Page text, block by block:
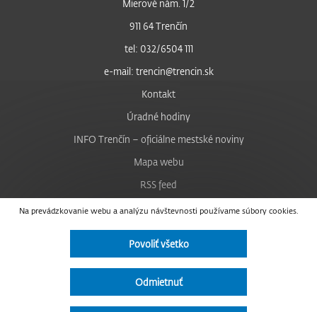
Na prevádzkovanie webu a analýzu návštevnosti používame súbory cookies.
Povoliť všetko
Odmietnuť
Mierové nám. 1/2
911 64 Trenčín
tel: 032/6504 111
e-mail: trencin@trencin.sk
Kontakt
Úradné hodiny
INFO Trenčín – oficiálne mestské noviny
Mapa webu
RSS feed
Nastavenie cookies
Facebook
Instagram
Vyhlásenie o prístupnosti